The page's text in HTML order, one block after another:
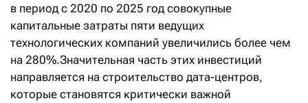
в период с 2020 по 2025 год совокупные
капитальные затраты пяти ведущих
технологических компаний увеличились более чем
на 280%.Значительная часть этих инвестиций
направляется на строительство дата-центров,
которые становятся критически важной